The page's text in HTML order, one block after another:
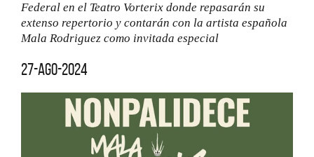
Federal en el Teatro Vorterix donde repasarán su
extenso repertorio y contarán con la artista española
Mala Rodriguez como invitada especial
27-ago-2024